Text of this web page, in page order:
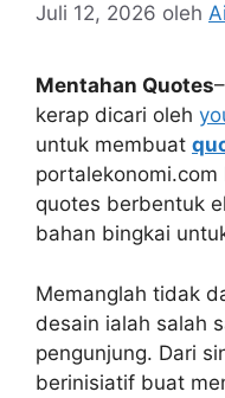
Juli 12, 2026 oleh
Mentahan Quotes
kerap dicari oleh
untuk membuat
quotes berbentuk
bahan bingkai
Memanglah tidak
desain ialah salah
pengunjung. Dari
berinisiatif buat